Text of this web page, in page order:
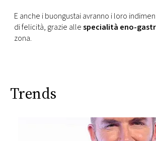
E anche i buongustai avranno i loro
di felicità, grazie allespecialità eno-
zona.
Trends